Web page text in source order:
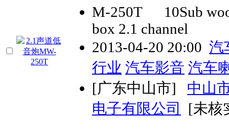
M-250T 10Sub
box 2.1 channel
2013-04-20 20:00 汽
行业 汽车影音 汽车
[广东中山市]
中山
电子有限公司
[未核